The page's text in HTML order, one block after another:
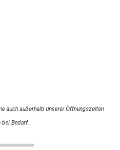
auch außerhalb unserer Öffnungszeiten
bei Bedarf.